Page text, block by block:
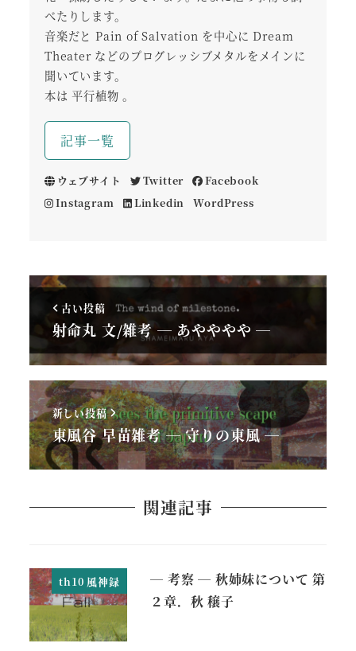
べたりします。
音楽だと Pain of Salvation を中心に Dream
Theater などのプログレッシブメタルをメインに
聞いています。
本は 平行植物 。
記事一覧
ウェブサイト Twitter
Facebook
Instagram
Linkedin WordPress
古い投稿
射命丸 文/雑考 ― あやややや ―
新しい投稿
東風谷 早苗雑考 ― 守りの東風 ―
関連記事
th10 風神録
― 考察 ― 秋姉妹について 第
２章．秋 穣子